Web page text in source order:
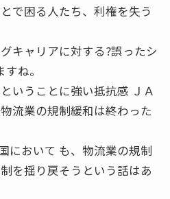
で困る人たち、利権を失う
キャリアに対する?誤ったシ
ね。
いうことに強い抵抗感 ＪＡ
流業の規制緩和は終わった
において も、物流業の規制
を揺り戻そうという話はあ